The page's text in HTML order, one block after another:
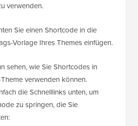
verwenden.
Sie einen Shortcode in die
Vorlage Ihres Themes einfügen.
sehen, wie Sie Shortcodes in
verwenden können.
die Schnelllinks unten, um
zu springen, die Sie